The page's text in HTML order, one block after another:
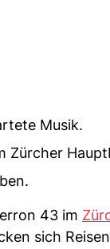
Musik.
Zürcher
43 im
sich